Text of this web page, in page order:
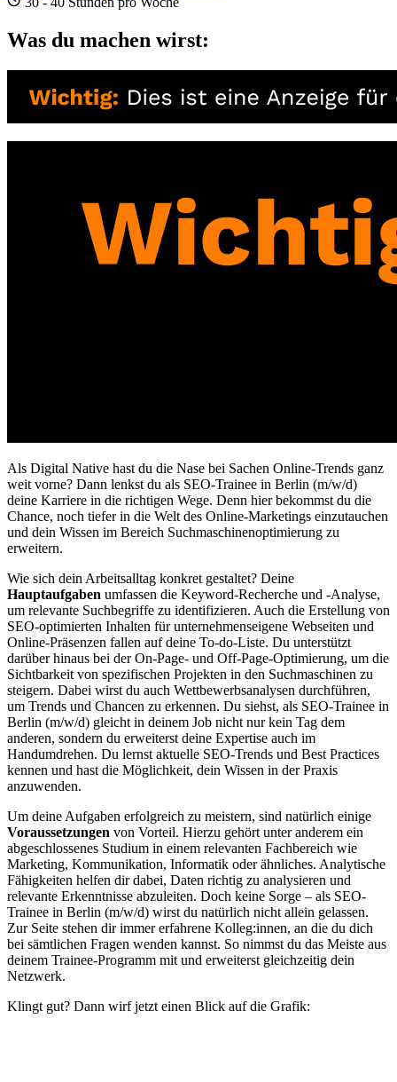
Was du machen wirst:
Als Digital Native hast du die Nase bei Sachen Online-Trends ganz
weit vorne? Dann lenkst du als SEO-Trainee in Berlin (m/w/d)
deine Karriere in die richtigen Wege. Denn hier bekommst du die
Chance, noch tiefer in die Welt des Online-Marketings einzutauchen
und dein Wissen im Bereich Suchmaschinenoptimierung zu
erweitern.
Wie sich dein Arbeitsalltag konkret gestaltet? Deine
Hauptaufgaben umfassen die Keyword-Recherche und -Analyse,
um relevante Suchbegriffe zu identifizieren. Auch die Erstellung von
SEO-optimierten Inhalten für unternehmenseigene Webseiten und
Online-Präsenzen fallen auf deine To-do-Liste. Du unterstützt
darüber hinaus bei der On-Page- und Off-Page-Optimierung, um die
Sichtbarkeit von spezifischen Projekten in den Suchmaschinen zu
steigern. Dabei wirst du auch Wettbewerbsanalysen durchführen,
um Trends und Chancen zu erkennen. Du siehst, als SEO-Trainee in
Berlin (m/w/d) gleicht in deinem Job nicht nur kein Tag dem
anderen, sondern du erweiterst deine Expertise auch im
Handumdrehen. Du lernst aktuelle SEO-Trends und Best Practices
kennen und hast die Möglichkeit, dein Wissen in der Praxis
anzuwenden.
Um deine Aufgaben erfolgreich zu meistern, sind natürlich einige
Voraussetzungen von Vorteil. Hierzu gehört unter anderem ein
abgeschlossenes Studium in einem relevanten Fachbereich wie
Marketing, Kommunikation, Informatik oder ähnliches. Analytische
Fähigkeiten helfen dir dabei, Daten richtig zu analysieren und
relevante Erkenntnisse abzuleiten. Doch keine Sorge – als SEO-
Trainee in Berlin (m/w/d) wirst du natürlich nicht allein gelassen.
Zur Seite stehen dir immer erfahrene Kolleg:innen, an die du dich
bei sämtlichen Fragen wenden kannst. So nimmst du das Meiste aus
deinem Trainee-Programm mit und erweiterst gleichzeitig dein
Netzwerk.
Klingt gut? Dann wirf jetzt einen Blick auf die Grafik: